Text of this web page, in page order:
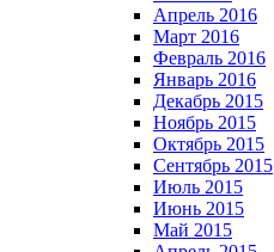
Апрель 2016
Март 2016
Февраль 2016
Январь 2016
Декабрь 2015
Ноябрь 2015
Октябрь 2015
Сентябрь 2015
Июль 2015
Июнь 2015
Май 2015